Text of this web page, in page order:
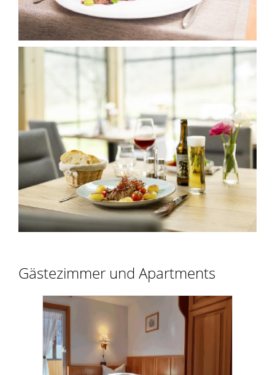
Gästezimmer und Apartments